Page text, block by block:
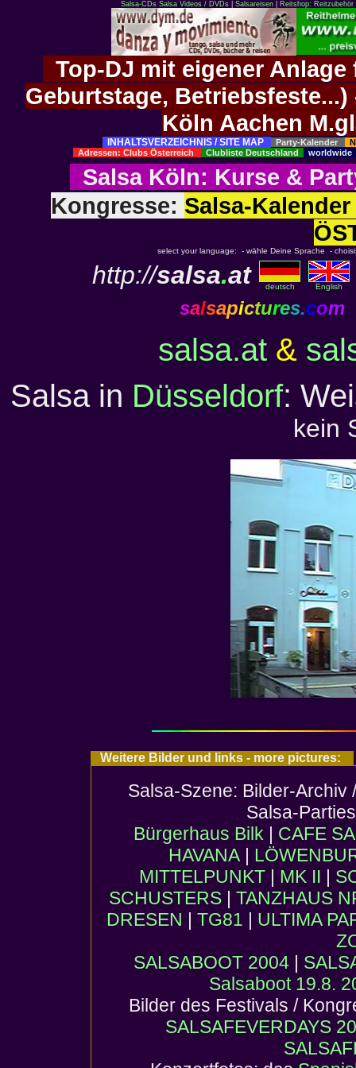
Salsa-CDs Salsa Videos / DVDs| Salsareisen| Reitshop:
Top-DJ mit eigener
Geburtstage,
Köln Aachen
INHALTSVERZEICHNIS / SITE MAP Party-Kalender
Adressen: Clubs Österreich
Clubliste Deutschland worldwide
Salsa Köln: Kurse &
Kongresse: Salsa-
select your language: - wähle Deine Sprache -
http://salsa.at deutsch English
salsapictures.com
salsa.at&
Salsa in Düsseldorf:
kein
Weitere Bilder und links - more pictures:
Salsa-Szene: Bilder-
Salsa-
Bürgerhaus Bilk | CAFE
HAVANA |
MITTELPUNKT| MK II |
SCHUSTERS| TANZHAUS
DRESEN | TG81 | ULTIMA
SALSABOOT 2004|
Salsaboot 19.8.
Bilder des Festivals /
SALSAFEVERDAYS